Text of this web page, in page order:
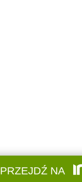
PRZEJDŹ NA